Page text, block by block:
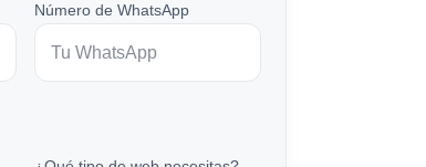
Número de WhatsApp